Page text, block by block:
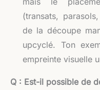
(transats,
de la découpe
upcyclé. Ton
empreinte visuelle
Q : Est-il possible de